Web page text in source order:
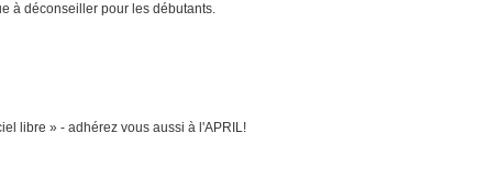
à déconseiller pour les débutants.
libre » - adhérez vous aussi à l'APRIL!